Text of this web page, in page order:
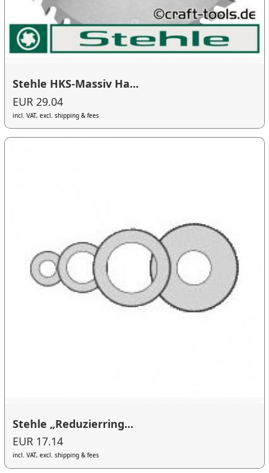
Stehle HKS-Massiv Ha...
EUR 29.04
incl. VAT, excl. shipping & fees
Stehle „Reduzierring...
EUR 17.14
incl. VAT, excl. shipping & fees